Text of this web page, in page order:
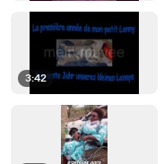
3:42